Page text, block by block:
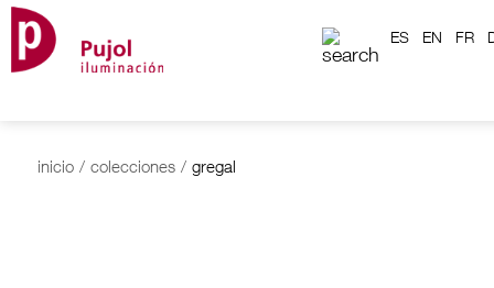
ES EN FR
inicio / colecciones / gregal